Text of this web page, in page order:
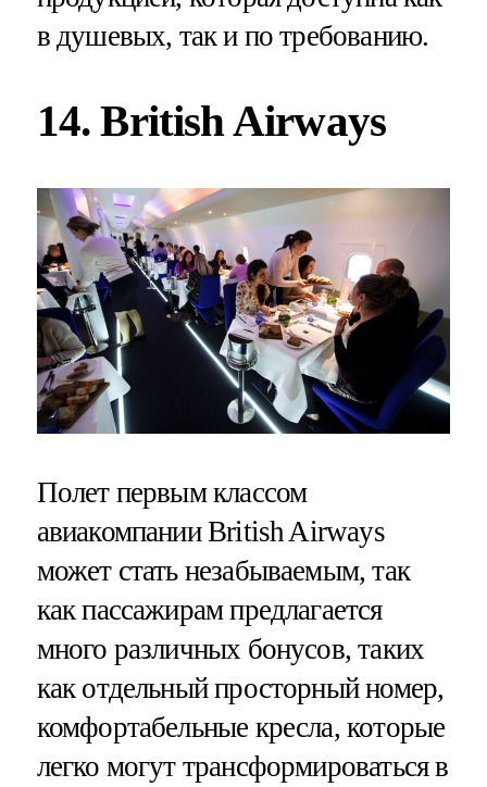
в душевых, так и по требованию.
14. British Airways
Полет первым классом
авиакомпании British Airways
может стать незабываемым, так
как пассажирам предлагается
много различных бонусов, таких
как отдельный просторный номер,
комфортабельные кресла, которые
легко могут трансформироваться в